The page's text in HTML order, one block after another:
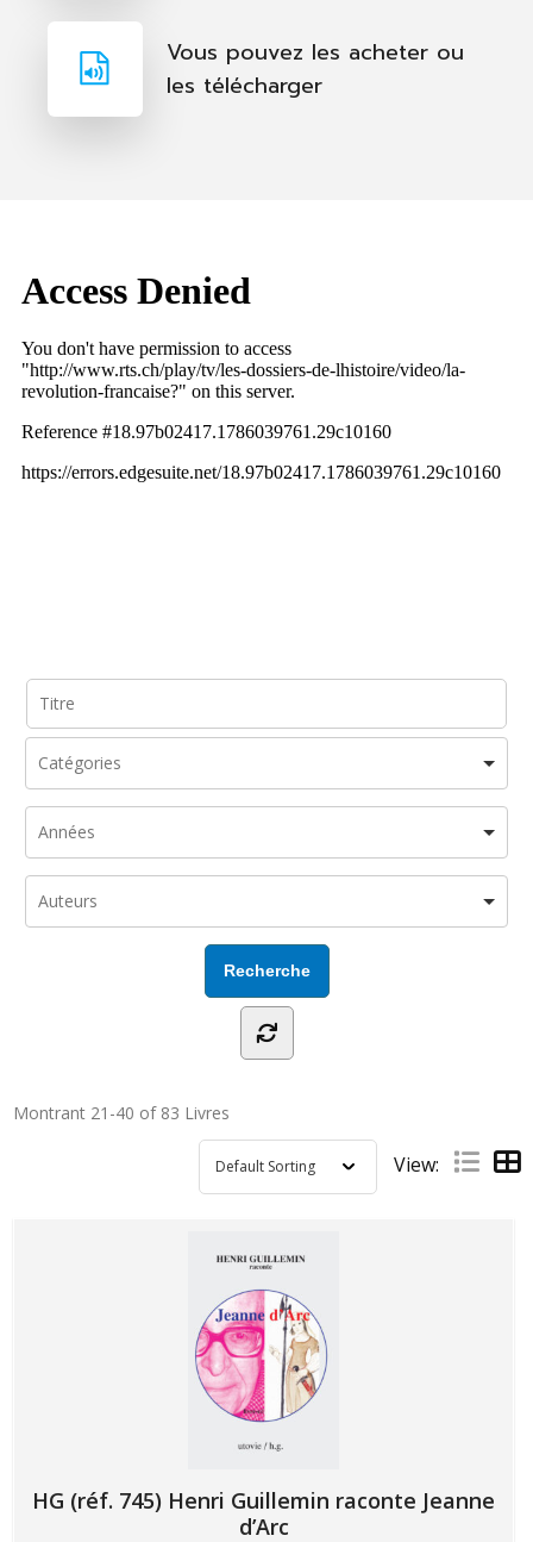
Vous pouvez les acheter ou
les télécharger
Montrant 21-40 of 83 Livres
View:
HG (réf. 745) Henri Guillemin raconte Jeanne
d’Arc